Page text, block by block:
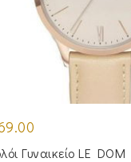
Γυναικείο LE